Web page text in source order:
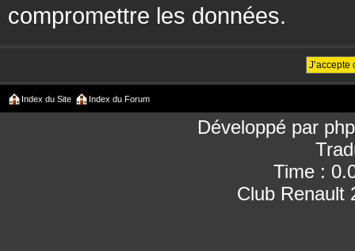
compromettre les données.
Index du Site Index du Forum
Développé par
Time :
Club Renault